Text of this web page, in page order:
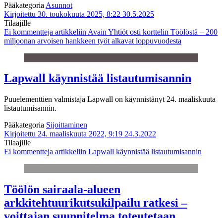
Pääkategoria Asunnot
Kirjoitettu 30. toukokuuta 2025, 8:22 30.5.2025
Tilaajille
Ei kommentteja artikkeliin Avain Yhtiöt osti korttelin Töölöstä – 200
miljoonan arvoisen hankkeen työt alkavat loppuvuodesta
Lapwall käynnistää listautumisannin
Puuelementtien valmistaja Lapwall on käynnistänyt 24. maaliskuuta
listautumisannin.
Pääkategoria Sijoittaminen
Kirjoitettu 24. maaliskuuta 2022, 9:19 24.3.2022
Tilaajille
Ei kommentteja artikkeliin Lapwall käynnistää listautumisannin
Töölön sairaala-alueen
arkkitehtuurikutsukilpailu ratkesi –